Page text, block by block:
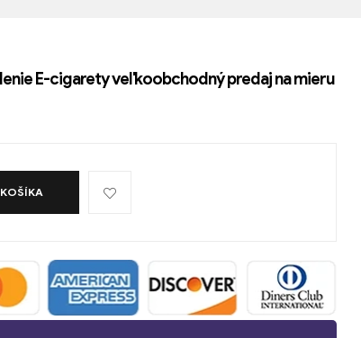
E-cigarety veľkoobchodný predaj na mieru